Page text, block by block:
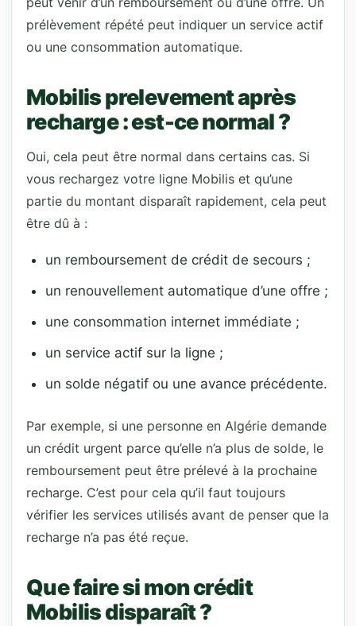
prélèvement répété peut indiquer un service actif
ou une consommation automatique.
Mobilis prelevement après
recharge : est-ce normal ?
Oui, cela peut être normal dans certains cas. Si
vous rechargez votre ligne Mobilis et qu’une
partie du montant disparaît rapidement, cela peut
être dû à :
un remboursement de crédit de secours ;
un renouvellement automatique d’une offre ;
une consommation internet immédiate ;
un service actif sur la ligne ;
un solde négatif ou une avance précédente.
Par exemple, si une personne en Algérie demande
un crédit urgent parce qu’elle n’a plus de solde, le
remboursement peut être prélevé à la prochaine
recharge. C’est pour cela qu’il faut toujours
vérifier les services utilisés avant de penser que la
recharge n’a pas été reçue.
Que faire si mon crédit
Mobilis disparaît ?